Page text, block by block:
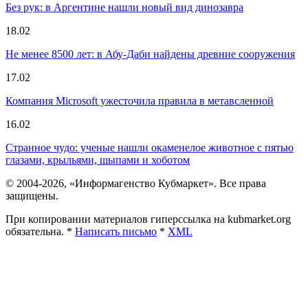
Без рук: в Аргентине нашли новый вид динозавра
18.02
Не менее 8500 лет: в Абу-Даби найдены древние сооружения
17.02
Компания Microsoft ужесточила правила в метавсленной
16.02
Странное чудо: ученые нашли окаменелое животное с пятью
глазами, крыльями, шыпами и хоботом
© 2004-2026, «Информагенство Кубмаркет». Все права
защищены.
При копировании материалов гиперссылка на kubmarket.org
обязательна. * Написать письмо * XML